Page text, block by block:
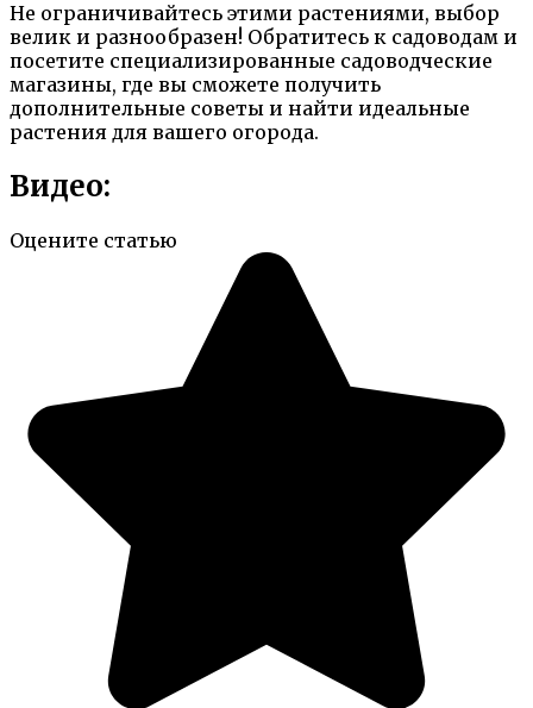
Не ограничивайтесь этими растениями, выбор
велик и разнообразен! Обратитесь к садоводам и
посетите специализированные садоводческие
магазины, где вы сможете получить
дополнительные советы и найти идеальные
растения для вашего огорода.
Видео:
Оцените статью